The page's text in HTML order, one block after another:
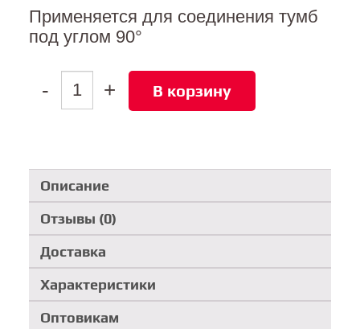
Применяется для соединения тумб
под углом 90°
товара
Комплект
90°
90T
- + В корзину
Описание
Отзывы (0)
Доставка
Характеристики
Оптовикам